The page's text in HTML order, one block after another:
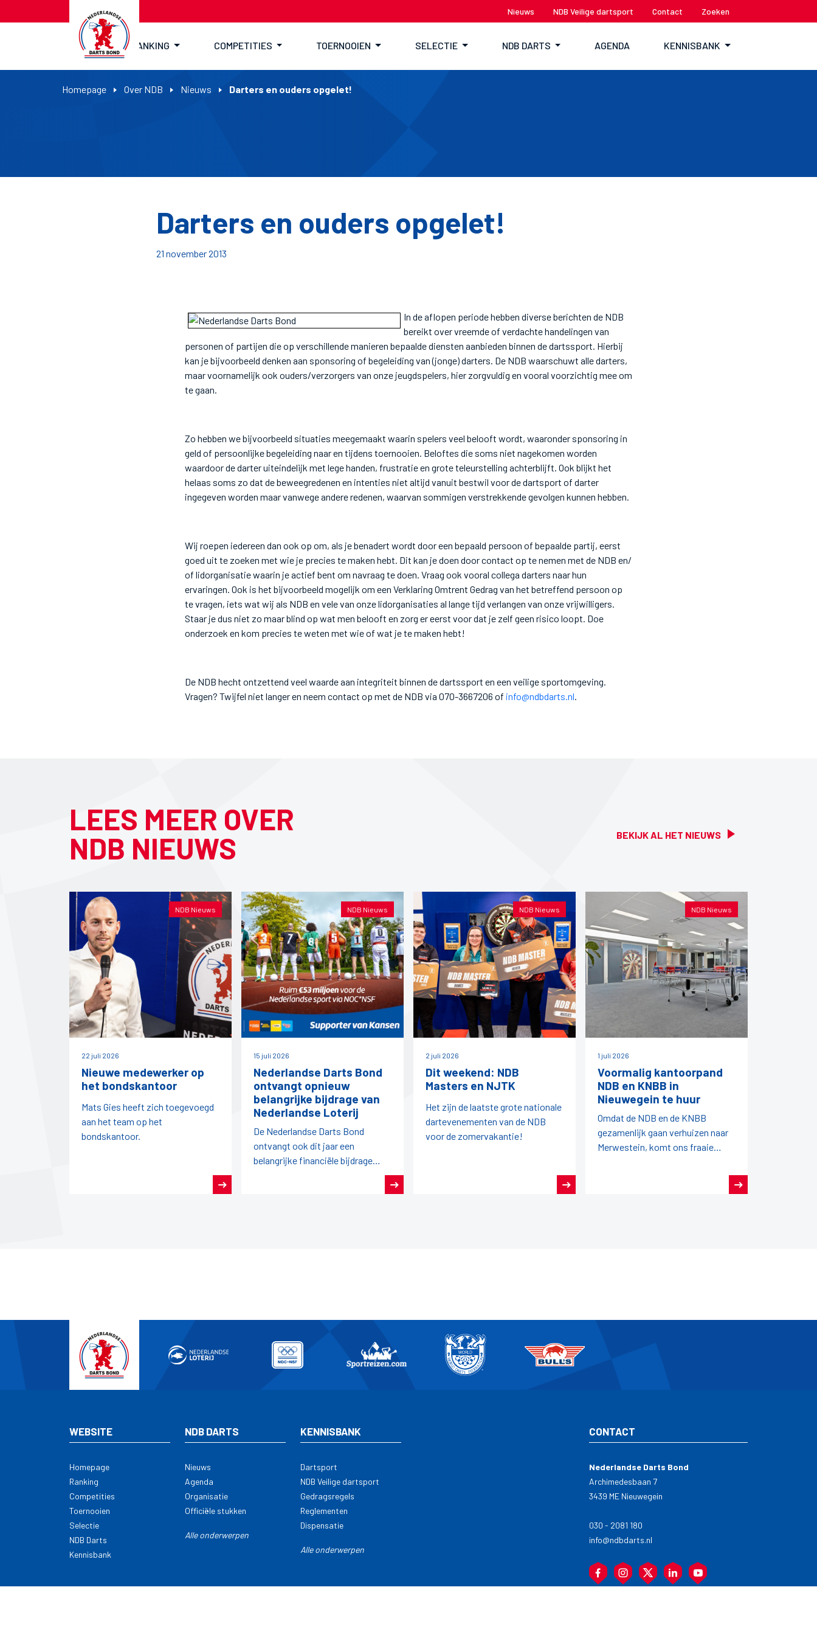
Nieuws NDB Veilige dartsport Contact Zoeken
RANKING COMPETITIES TOERNOOIEN SELECTIE NDB DARTS AGENDA KENNISBANK
Homepage Over NDB Nieuws Darters en ouders opgelet!
Darters en ouders opgelet!
21 november 2013
In de aflopen periode hebben diverse berichten de NDB
bereikt over vreemde of verdachte handelingen van
personen of partijen die op verschillende manieren bepaalde diensten aanbieden binnen de dartssport. Hierbij
kan je bijvoorbeeld denken aan sponsoring of begeleiding van (jonge) darters. De NDB waarschuwt alle darters,
maar voornamelijk ook ouders/verzorgers van onze jeugdspelers, hier zorgvuldig en vooral voorzichtig mee om
te gaan.
Zo hebben we bijvoorbeeld situaties meegemaakt waarin spelers veel belooft wordt, waaronder sponsoring in
geld of persoonlijke begeleiding naar en tijdens toernooien. Beloftes die soms niet nagekomen worden
waardoor de darter uiteindelijk met lege handen, frustratie en grote teleurstelling achterblijft. Ook blijkt het
helaas soms zo dat de beweegredenen en intenties niet altijd vanuit bestwil voor de dartsport of darter
ingegeven worden maar vanwege andere redenen, waarvan sommigen verstrekkende gevolgen kunnen hebben.
Wij roepen iedereen dan ook op om, als je benadert wordt door een bepaald persoon of bepaalde partij, eerst
goed uit te zoeken met wie je precies te maken hebt. Dit kan je doen door contact op te nemen met de NDB en/
of lidorganisatie waarin je actief bent om navraag te doen. Vraag ook vooral collega darters naar hun
ervaringen. Ook is het bijvoorbeeld mogelijk om een Verklaring Omtrent Gedrag van het betreffend persoon op
te vragen, iets wat wij als NDB en vele van onze lidorganisaties al lange tijd verlangen van onze vrijwilligers.
Staar je dus niet zo maar blind op wat men belooft en zorg er eerst voor dat je zelf geen risico loopt. Doe
onderzoek en kom precies te weten met wie of wat je te maken hebt!
De NDB hecht ontzettend veel waarde aan integriteit binnen de dartssport en een veilige sportomgeving.
Vragen? Twijfel niet langer en neem contact op met de NDB via 070-3667206 of info@ndbdarts.nl.
LEES MEER OVER
NDB NIEUWS
BEKIJK AL HET NIEUWS
NDB Nieuws
22 juli 2026
Nieuwe medewerker op
het bondskantoor
Mats Gies heeft zich toegevoegd
aan het team op het
bondskantoor.
NDB Nieuws
15 juli 2026
Nederlandse Darts Bond
ontvangt opnieuw
belangrijke bijdrage van
Nederlandse Loterij
De Nederlandse Darts Bond
ontvangt ook dit jaar een
belangrijke financiële bijdrage
NDB Nieuws
2 juli 2026
Dit weekend: NDB
Masters en NJTK
Het zijn de laatste grote nationale
dartevenementen van de NDB
voor de zomervakantie!
NDB Nieuws
1 juli 2026
Voormalig kantoorpand
NDB en KNBB in
Nieuwegein te huur
Omdat de NDB en de KNBB
gezamenlijk gaan verhuizen naar
Merwestein, komt ons fraaie
WEBSITE
Homepage
Ranking
Competities
Toernooien
Selectie
NDB Darts
Kennisbank
NDB DARTS
Nieuws
Agenda
Organisatie
Officiële stukken
Alle onderwerpen
KENNISBANK
Dartsport
NDB Veilige dartsport
Gedragsregels
Reglementen
Dispensatie
Alle onderwerpen
CONTACT
Nederlandse Darts Bond
Archimedesbaan 7
3439 ME Nieuwegein
030 - 2081 180
info@ndbdarts.nl